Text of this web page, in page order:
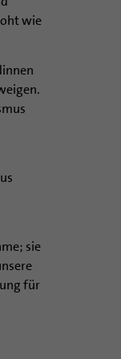
wie
sie
für